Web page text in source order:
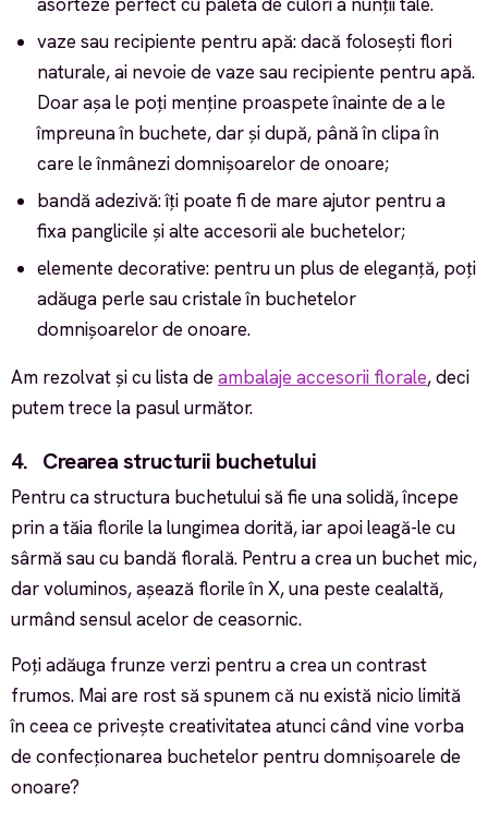
vaze sau recipiente pentru apă: dacă folosești flori
naturale, ai nevoie de vaze sau recipiente pentru apă.
Doar așa le poți menține proaspete înainte de a le
împreuna în buchete, dar și după, până în clipa în
care le înmânezi domnișoarelor de onoare;
bandă adezivă: îți poate fi de mare ajutor pentru a
fixa panglicile și alte accesorii ale buchetelor;
elemente decorative: pentru un plus de eleganță, poți
adăuga perle sau cristale în buchetelor
domnișoarelor de onoare.
Am rezolvat și cu lista deambalaje accesorii florale, deci
putem trece la pasul următor.
4. Crearea structurii buchetului
Pentru ca structura buchetului să fie una solidă, începe
prin a tăia florile la lungimea dorită, iar apoi leagă-le cu
sârmă sau cu bandă florală. Pentru a crea un buchet mic,
dar voluminos, așează florile în X, una peste cealaltă,
urmând sensul acelor de ceasornic.
Poți adăuga frunze verzi pentru a crea un contrast
frumos. Mai are rost să spunem că nu există nicio limită
în ceea ce privește creativitatea atunci când vine vorba
de confecționarea buchetelor pentru domnișoarele de
onoare?